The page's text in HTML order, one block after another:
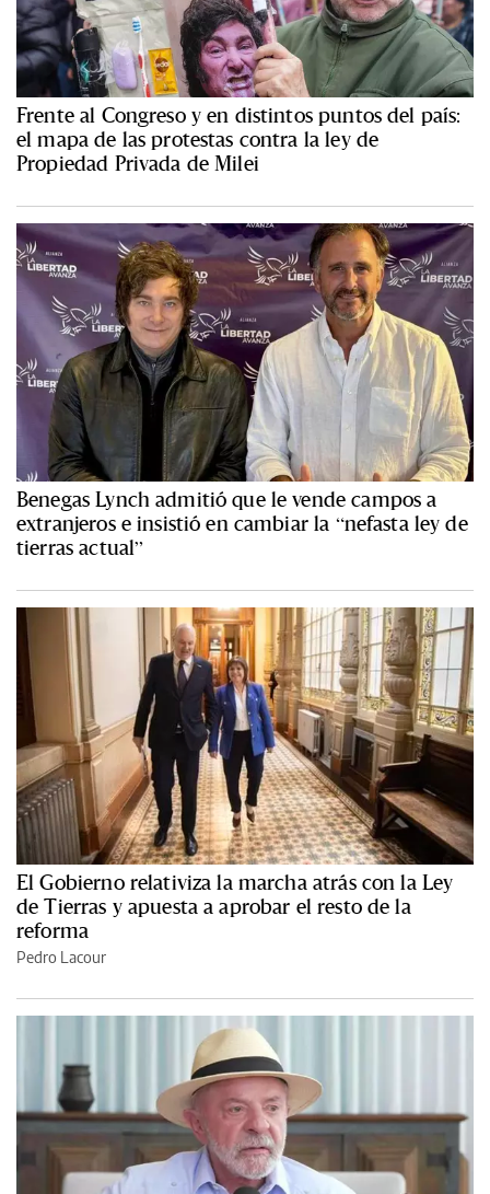
Frente al Congreso y en distintos puntos del país:
el mapa de las protestas contra la ley de
Propiedad Privada de Milei
Benegas Lynch admitió que le vende campos a
extranjeros e insistió en cambiar la “nefasta ley de
tierras actual”
El Gobierno relativiza la marcha atrás con la Ley
de Tierras y apuesta a aprobar el resto de la
reforma
Pedro Lacour